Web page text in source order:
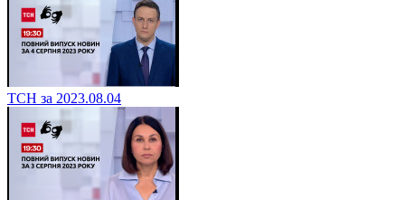
ТСН за 2023.08.04